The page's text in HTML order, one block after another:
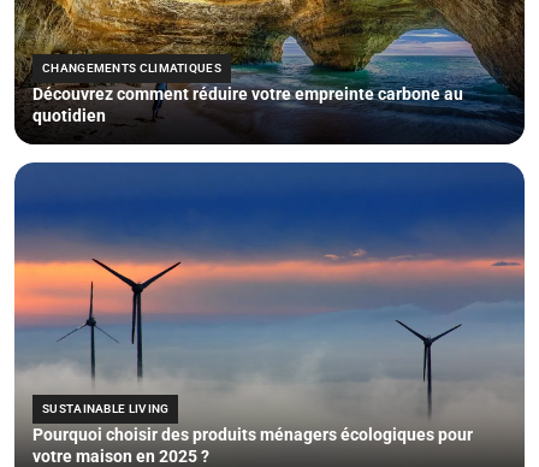
CHANGEMENTS CLIMATIQUES
Découvrez comment réduire votre empreinte carbone au
quotidien
SUSTAINABLE LIVING
Pourquoi choisir des produits ménagers écologiques pour
votre maison en 2025 ?